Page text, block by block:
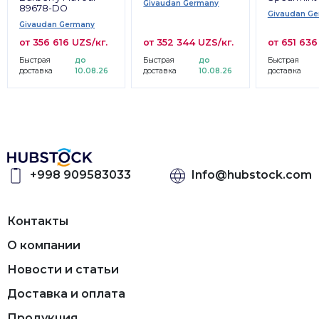
89678-DO
Givaudan Germany
от 356 616 UZS/кг.
Быстрая
доставка
до
10.08.26
Givaudan Germany
от 352 344 UZS/кг.
Быстрая
доставка
до
10.08.26
Givaudan
от 651
Быстрая
доставка
+998 909583033 Info@hubstock.com
Контакты
О компании
Новости и статьи
Доставка и оплата